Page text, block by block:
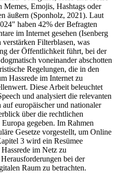
Memes, Emojis, Hashtags oder
äußern (Sponholz, 2021). Laut
haben 42% der Befragten
im Internet gesehen (Isenberg
Filterblasen, was
der Öffentlichkeit führt, bei der
voneinander abschotten
Regelungen, die in den
Hassrede im Internet zu
Diese Arbeit beleuchtet
und analysiert die relevanten
europäischer und nationaler
über die rechtlichen
gegeben. Im Rahmen
Gesetze vorgestellt, um Online
3 wird ein Resümee
im Netz zu
bei der
Raum zu betrachten.